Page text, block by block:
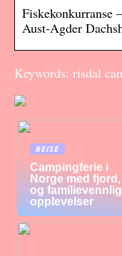
Fiskekonkurranse
Aust-Agder
Keywords: risdal
REISE
Campingferie i
Norge med
og
opplevelser